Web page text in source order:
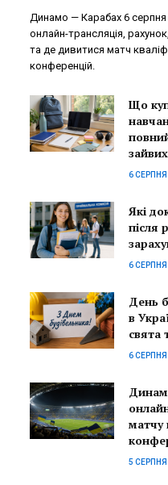
Динамо — Карабах 6 серпня
онлайн-трансляція,
та де дивитися матч
конференцій.
Що
6 СЕРПНЯ
Які
після
6 СЕРПНЯ
День
в
свята
6 СЕРПНЯ
матчу
5 СЕРПНЯ